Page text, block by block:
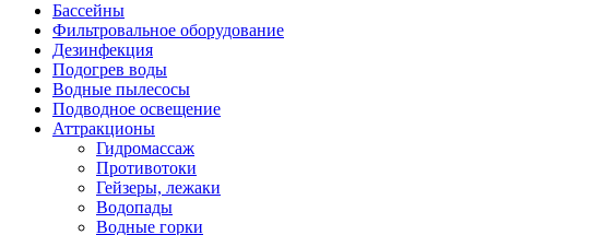
Бассейны
Фильтровальное оборудование
Дезинфекция
Подогрев воды
Водные пылесосы
Подводное освещение
Аттракционы
Гидромассаж
Противотоки
Гейзеры, лежаки
Водопады
Водные горки